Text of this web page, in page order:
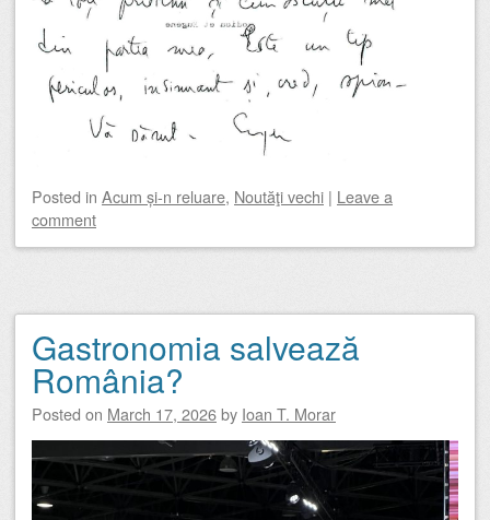
Posted in Acum și-n reluare, Noutăţi vechi | Leave a
comment
Gastronomia salvează
România?
Posted on March 17, 2026by Ioan T. Morar